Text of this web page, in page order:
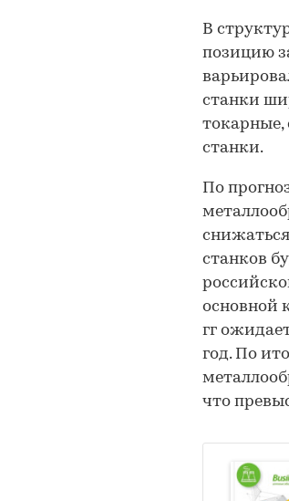
В
позицию
станки
токарные,
станки.
По
станков
основной
гг
год. По
что